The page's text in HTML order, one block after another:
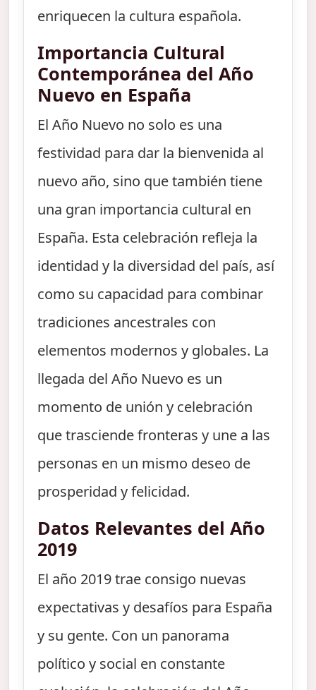
enriquecen la cultura española.
Importancia Cultural
Contemporánea del Año
Nuevo en España
El Año Nuevo no solo es una
festividad para dar la bienvenida al
nuevo año, sino que también tiene
una gran importancia cultural en
España. Esta celebración refleja la
identidad y la diversidad del país, así
como su capacidad para combinar
tradiciones ancestrales con
elementos modernos y globales. La
llegada del Año Nuevo es un
momento de unión y celebración
que trasciende fronteras y une a las
personas en un mismo deseo de
prosperidad y felicidad.
Datos Relevantes del Año
2019
El año 2019 trae consigo nuevas
expectativas y desafíos para España
y su gente. Con un panorama
político y social en constante